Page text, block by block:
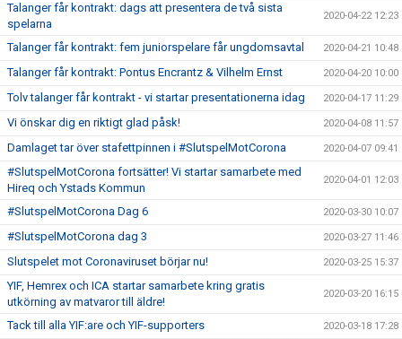
Talanger får kontrakt: dags att presentera de två sista
spelarna
2020-04-22 12:23
Talanger får kontrakt: fem juniorspelare får ungdomsavtal 2020-04-21 10:48
Talanger får kontrakt: Pontus Encrantz & Vilhelm Ernst 2020-04-20 10:00
Tolv talanger får kontrakt - vi startar presentationerna idag 2020-04-17 11:29
Vi önskar dig en riktigt glad påsk! 2020-04-08 11:57
Damlaget tar över stafettpinnen i #SlutspelMotCorona 2020-04-07 09:41
#SlutspelMotCorona fortsätter! Vi startar samarbete med
Hireq och Ystads Kommun
2020-04-01 12:03
#SlutspelMotCorona Dag 6 2020-03-30 10:07
#SlutspelMotCorona dag 3 2020-03-27 11:46
Slutspelet mot Coronaviruset börjar nu! 2020-03-25 15:37
YIF, Hemrex och ICA startar samarbete kring gratis
utkörning av matvaror till äldre!
2020-03-20 16:15
Tack till alla YIF:are och YIF-supporters 2020-03-18 17:28